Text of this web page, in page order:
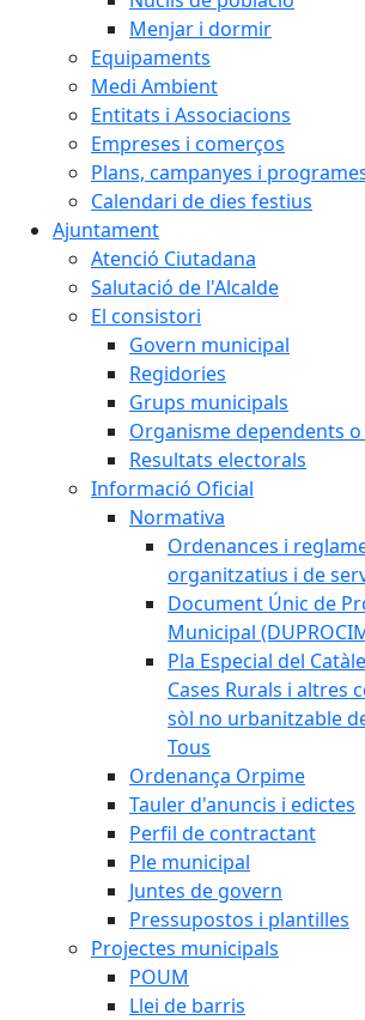
Menjar i dormir
Equipaments
Medi Ambient
Entitats i Associacions
Empreses i comerços
Plans, campanyes i
Calendari de dies festius
Ajuntament
Atenció Ciutadana
Salutació de l'Alcalde
El consistori
Govern municipal
Regidories
Grups municipals
Organisme dependents
Resultats electorals
Informació Oficial
Normativa
Ordenances i
organitzatius i de
Document Únic de
Municipal
Pla Especial del
Cases Rurals i altres
sòl no urbanitzable
Tous
Ordenança Orpime
Tauler d'anuncis i edictes
Perfil de contractant
Ple municipal
Juntes de govern
Pressupostos i plantilles
Projectes municipals
POUM
Llei de barris